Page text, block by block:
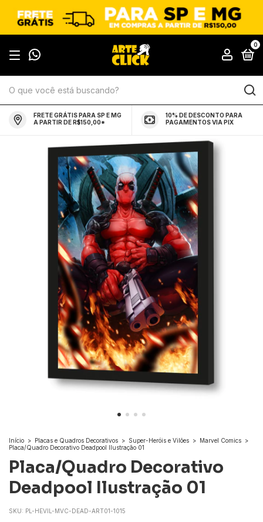
0
FRETE GRÁTIS PARA SP E MG
A PARTIR DE R$150,00*
10% DE DESCONTO PARA
PAGAMENTOS VIA PIX
Início > Placas e Quadros Decorativos > Super-Heróis e Vilões > Marvel Comics >
Placa/Quadro Decorativo Deadpool Ilustração 01
Placa/Quadro Decorativo
Deadpool Ilustração 01
SKU: PL-HEVIL-MVC-DEAD-ART01-1015